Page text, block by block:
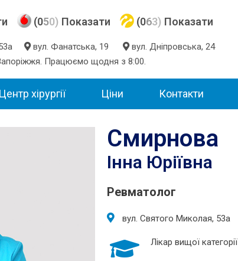
(050) Показати
53а вул. Фанатська, 19
вул. Дніпровська, 24
Працюємо щодня з 8:00.
(063) Показати
Центр хірургії Ціни Контакти
Смирнова
Інна Юріївна
Ревматолог
вул. Святого Миколая, 53а
Лікар вищої категорії